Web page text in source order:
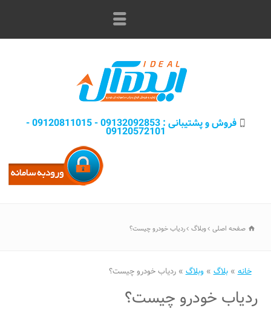
فروش و پشتيبانی : 09132092853 - 09120811015 -
09120572101
صفحه اصلی وبلاگ ردیاب خودرو چیست؟
خانه»بلاگ» وبلاگ»ردیاب خودرو چیست؟
ردیاب خودرو چیست؟